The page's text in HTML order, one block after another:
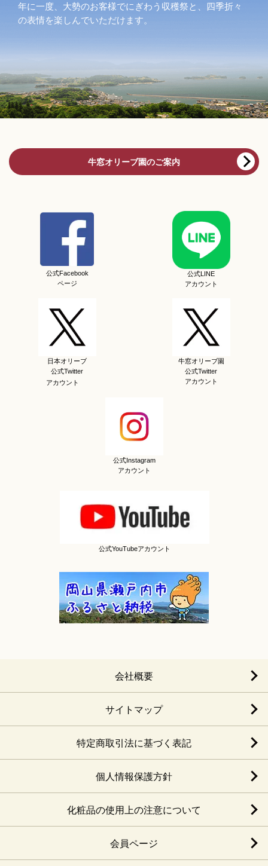
年に一度、大勢のお客様でにぎわう収穫祭と、四季折々
の表情を楽しんでいただけます。
牛窓オリーブ園のご案内
公式Facebook
ページ
公式LINE
アカウント
日本オリーブ
公式Twitter
アカウント
牛窓オリーブ園
公式Twitter
アカウント
公式Instagram
アカウント
公式YouTubeアカウント
会社概要
サイトマップ
特定商取引法に基づく表記
個人情報保護方針
化粧品の使用上の注意について
会員ページ